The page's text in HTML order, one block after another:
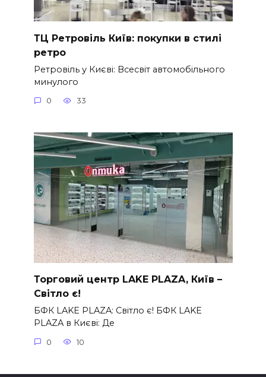
ТЦ Ретровіль Київ: покупки в стилі
ретро
Ретровіль у Києві: Всесвіт автомобільного
минулого
0 33
Торговий центр LAKE PLAZA, Київ –
Світло є!
БФК LAKE PLAZA: Світло є! БФК LAKE
PLAZA в Києві: Де
0 10